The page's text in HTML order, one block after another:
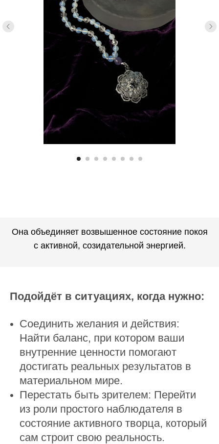
Она объединяет возвышенное состояние покоя
с активной, созидательной энергией.
Подойдёт в ситуациях, когда нужно:
Соединить желания и действия:
Найти баланс, при котором ваши
внутренние ценности помогают
достигать реальных результатов в
материальном мире.
Перестать быть зрителем: Перейти
из роли простого наблюдателя в
состояние активного творца, который
сам строит свою реальность.